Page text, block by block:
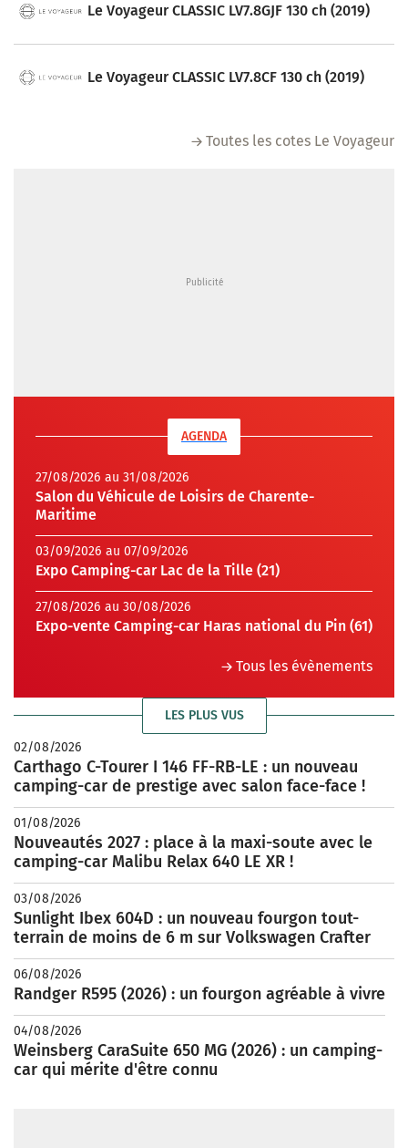
Le Voyageur CLASSIC LV7.8GJF 130 ch (2019)
Le Voyageur CLASSIC LV7.8CF 130 ch (2019)
Toutes les cotes Le Voyageur
AGENDA
27/08/2026 au 31/08/2026
Salon du Véhicule de Loisirs de Charente-
Maritime
03/09/2026 au 07/09/2026
Expo Camping-car Lac de la Tille (21)
27/08/2026 au 30/08/2026
Expo-vente Camping-car Haras national du Pin (61)
Tous les évènements
LES PLUS VUS
02/08/2026
Carthago C-Tourer I 146 FF-RB-LE : un nouveau
camping-car de prestige avec salon face-face !
01/08/2026
Nouveautés 2027 : place à la maxi-soute avec le
camping-car Malibu Relax 640 LE XR !
03/08/2026
Sunlight Ibex 604D : un nouveau fourgon tout-
terrain de moins de 6 m sur Volkswagen Crafter
06/08/2026
Randger R595 (2026) : un fourgon agréable à vivre
04/08/2026
Weinsberg CaraSuite 650 MG (2026) : un camping-
car qui mérite d'être connu